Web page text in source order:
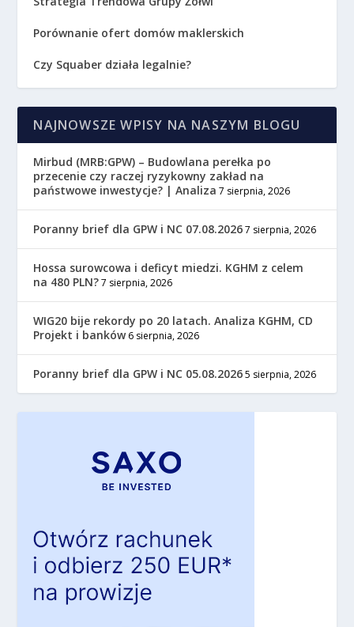
Porównanie ofert domów maklerskich
Czy Squaber działa legalnie?
NAJNOWSZE WPISY NA NASZYM BLOGU
Mirbud (MRB:GPW) – Budowlana perełka po
przecenie czy raczej ryzykowny zakład na
państwowe inwestycje? | Analiza 7 sierpnia, 2026
Poranny brief dla GPW i NC 07.08.2026 7 sierpnia, 2026
Hossa surowcowa i deficyt miedzi. KGHM z celem
na 480 PLN? 7 sierpnia, 2026
WIG20 bije rekordy po 20 latach. Analiza KGHM, CD
Projekt i banków 6 sierpnia, 2026
Poranny brief dla GPW i NC 05.08.2026 5 sierpnia, 2026